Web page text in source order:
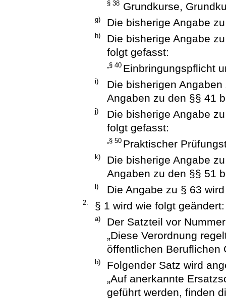
§ 38 Grundkurse,
g) Die bisherige Angabe
h)
Die bisherige Angabe
folgt gefasst:
„§ 40 Einbringungspflicht
i)
Die bisherigen
Angaben zu den §§ 41
j)
Die bisherige Angabe
folgt gefasst:
„§ 50 Praktischer
k)
Die bisherige Angabe
Angaben zu den §§ 51
l) Die Angabe zu § 63
2. § 1 wird wie folgt geändert:
a)
Der Satzteil vor
„Diese Verordnung
öffentlichen Beruflichen
b)
Folgender Satz wird
„Auf anerkannte
geführt werden, finden